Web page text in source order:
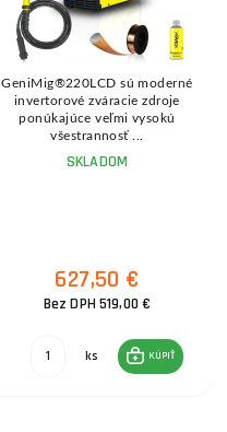
GeniMig®220LCD sú moderné
invertorové zváracie zdroje
ponúkajúce veľmi vysokú
všestrannosť ...
SKLADOM
627,50 €
Bez DPH 519,00 €
ks KÚPIŤ